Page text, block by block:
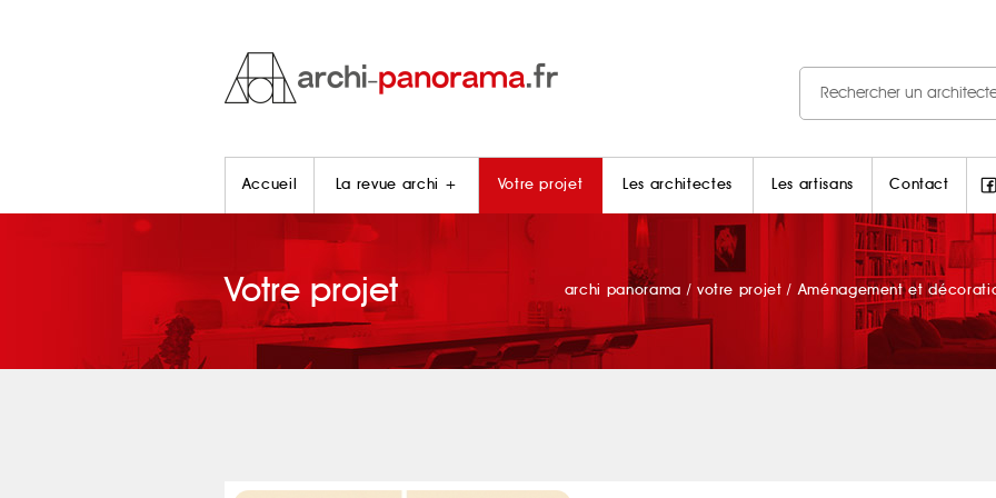
Accueil La revue archi + Votre projet Les architectes Les artisans Contact
Votre projet archi panorama / votre projet /Aménagement et